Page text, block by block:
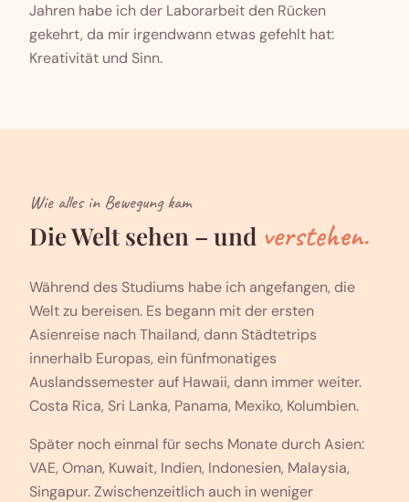
Jahren habe ich der Laborarbeit den Rücken
gekehrt, da mir irgendwann etwas gefehlt hat:
Kreativität und Sinn.
Wie alles in Bewegung kam
Die Welt sehen – und verstehen.
Während des Studiums habe ich angefangen, die
Welt zu bereisen. Es begann mit der ersten
Asienreise nach Thailand, dann Städtetrips
innerhalb Europas, ein fünfmonatiges
Auslandssemester auf Hawaii, dann immer weiter.
Costa Rica, Sri Lanka, Panama, Mexiko, Kolumbien.
Später noch einmal für sechs Monate durch Asien:
VAE, Oman, Kuwait, Indien, Indonesien, Malaysia,
Singapur. Zwischenzeitlich auch in weniger